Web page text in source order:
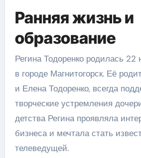
Ранняя жизнь и
образование
Регина Тодоренко родилась 22
в городе Магнитогорск. Её
и Елена Тодоренко, всегда
творческие устремления
детства Регина проявляла
бизнеса и мечтала стать
телеведущей.